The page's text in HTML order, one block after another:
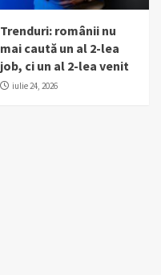
Trenduri: românii nu
mai caută un al 2-lea
job, ci un al 2-lea venit
iulie 24, 2026